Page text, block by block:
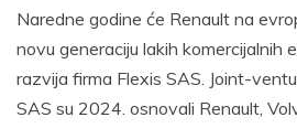
Naredne godine će Renault na
novu generaciju lakih komercijalnih
razvija firma Flexis SAS. Joint-
SAS su 2024. osnovali Renault,